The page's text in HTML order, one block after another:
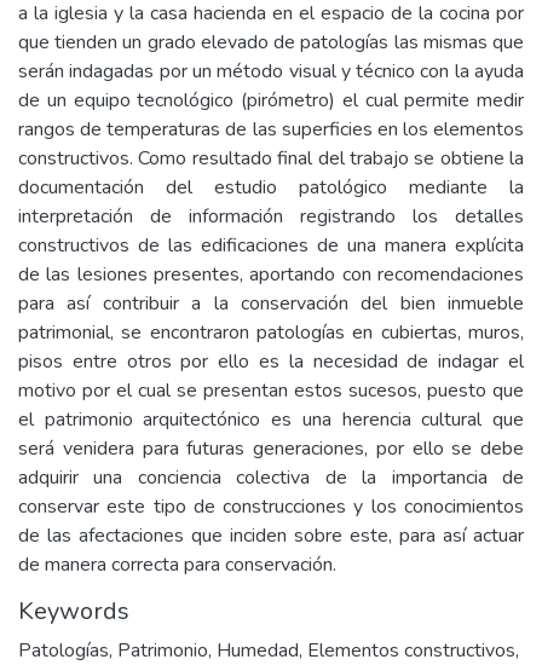
a la iglesia y la casa hacienda en el espacio de la cocina por
que tienden un grado elevado de patologías las mismas que
serán indagadas por un método visual y técnico con la ayuda
de un equipo tecnológico (pirómetro) el cual permite medir
rangos de temperaturas de las superficies en los elementos
constructivos. Como resultado final del trabajo se obtiene la
documentación del estudio patológico mediante la
interpretación de información registrando los detalles
constructivos de las edificaciones de una manera explícita
de las lesiones presentes, aportando con recomendaciones
para así contribuir a la conservación del bien inmueble
patrimonial, se encontraron patologías en cubiertas, muros,
pisos entre otros por ello es la necesidad de indagar el
motivo por el cual se presentan estos sucesos, puesto que
el patrimonio arquitectónico es una herencia cultural que
será venidera para futuras generaciones, por ello se debe
adquirir una conciencia colectiva de la importancia de
conservar este tipo de construcciones y los conocimientos
de las afectaciones que inciden sobre este, para así actuar
de manera correcta para conservación.
Keywords
Patologías, Patrimonio, Humedad, Elementos constructivos,